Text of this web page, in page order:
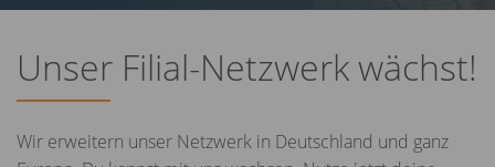
Unser Filial-Netzwerk wächst!
Wir erweitern unser Netzwerk in Deutschland und ganz